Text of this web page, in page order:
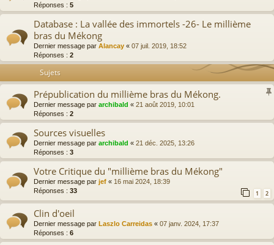
Réponses : 5
Database : La vallée des immortels -26- Le millième
bras du Mékong
Dernier message par Alancay « 07 juil. 2019, 18:52
Réponses : 2
Sujets
Prépublication du millième bras du Mékong.
Dernier message par archibald « 21 août 2019, 10:01
Réponses : 2
Sources visuelles
Dernier message par archibald « 21 déc. 2025, 13:26
Réponses : 3
Votre Critique du "millième bras du Mékong"
Dernier message par jef « 16 mai 2024, 18:39
Réponses : 33 1 2
Clin d'oeil
Dernier message par Laszlo Carreidas « 07 janv. 2024, 17:37
Réponses : 6